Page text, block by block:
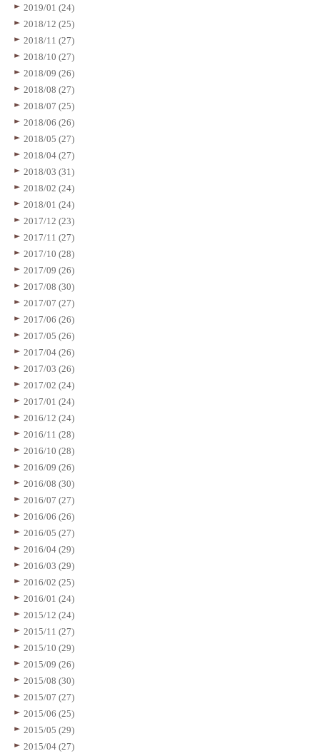
2019/01 (24)
2018/12 (25)
2018/11 (27)
2018/10 (27)
2018/09 (26)
2018/08 (27)
2018/07 (25)
2018/06 (26)
2018/05 (27)
2018/04 (27)
2018/03 (31)
2018/02 (24)
2018/01 (24)
2017/12 (23)
2017/11 (27)
2017/10 (28)
2017/09 (26)
2017/08 (30)
2017/07 (27)
2017/06 (26)
2017/05 (26)
2017/04 (26)
2017/03 (26)
2017/02 (24)
2017/01 (24)
2016/12 (24)
2016/11 (28)
2016/10 (28)
2016/09 (26)
2016/08 (30)
2016/07 (27)
2016/06 (26)
2016/05 (27)
2016/04 (29)
2016/03 (29)
2016/02 (25)
2016/01 (24)
2015/12 (24)
2015/11 (27)
2015/10 (29)
2015/09 (26)
2015/08 (30)
2015/07 (27)
2015/06 (25)
2015/05 (29)
2015/04 (27)